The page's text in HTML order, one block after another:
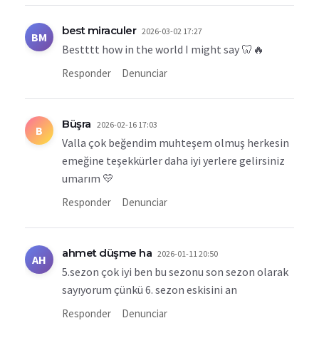
BM best miraculer 2026-03-02 17:27
Bestttt how in the world I might say 🦷🔥
Responder Denunciar
B Büşra 2026-02-16 17:03
Valla çok beğendim muhteşem olmuş herkesin
emeğine teşekkürler daha iyi yerlere gelirsiniz
umarım 💛
Responder Denunciar
AH ahmet düşme ha 2026-01-11 20:50
5.sezon çok iyi ben bu sezonu son sezon olarak
sayıyorum çünkü 6. sezon eskisini an
Responder Denunciar